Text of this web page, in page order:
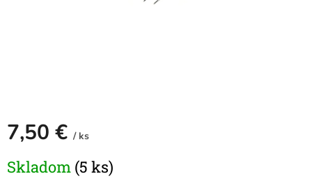
7,50 € / ks
cena:
Skladom (5 ks)